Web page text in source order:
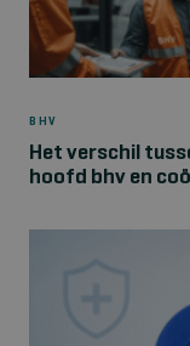
BHV
Het verschil
hoofd bhv en